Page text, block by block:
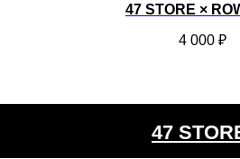
47 STORE ×
4 000 ₽
47